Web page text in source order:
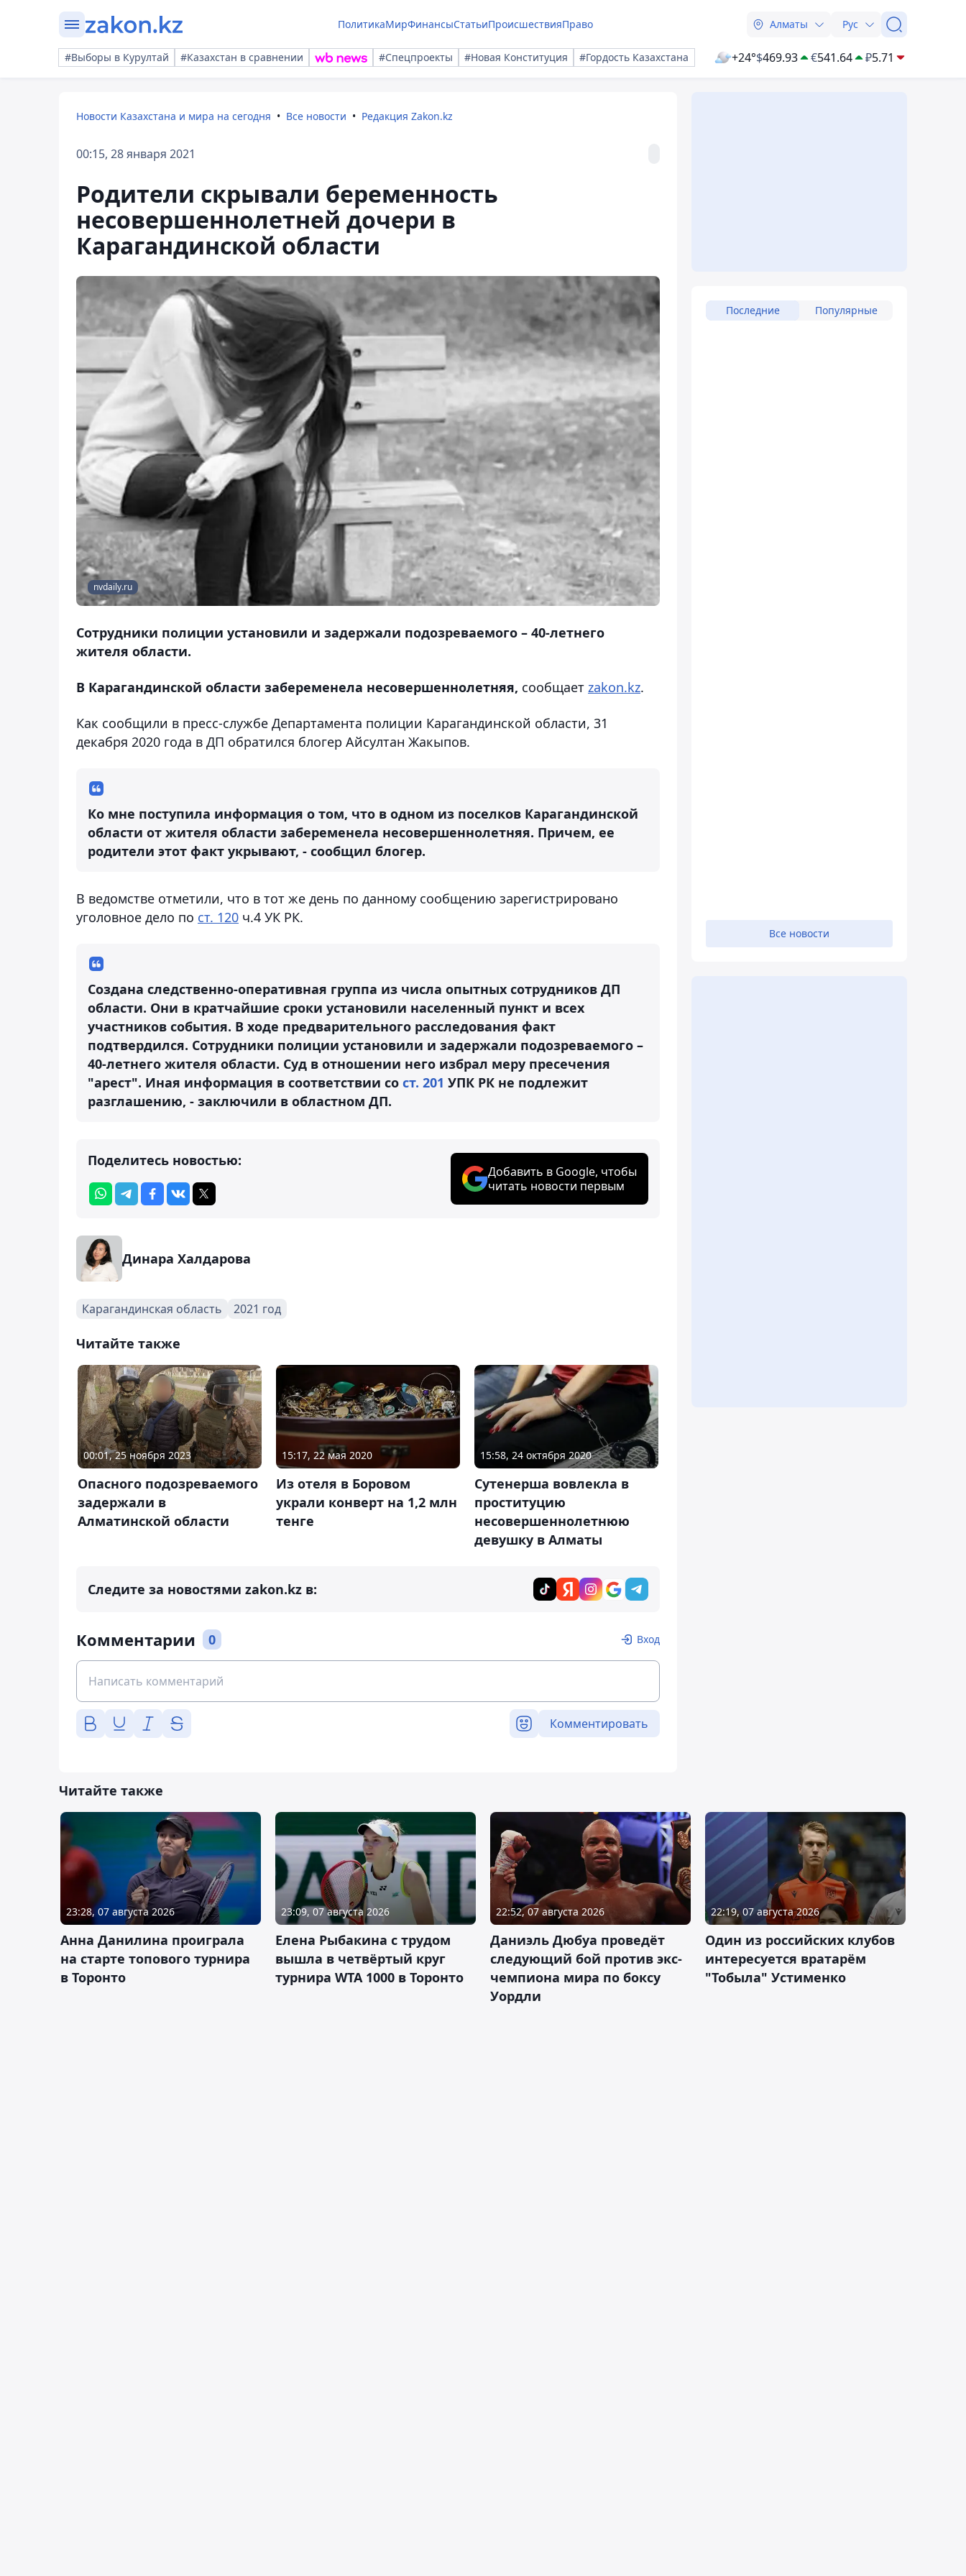
ПолитикаМирФинансыСтатьиПроисшествияПраво Алматы Рус
#Выборы в Курултай #Казахстан в сравнении #Спецпроекты #Новая Конституция #Гордость Казахстана +24°$469.93 €541.64 ₽5.71
Новости Казахстана и мира на сегодня Все новости Редакция Zakon.kz
00:15, 28 января 2021
Родители скрывали беременность
несовершеннолетней дочери в
Карагандинской области
nvdaily.ru
Сотрудники полиции установили и задержали подозреваемого – 40-летнего
жителя области.
В Карагандинской области забеременела несовершеннолетняя, сообщает zakon.kz.
Как сообщили в пресс-службе Департамента полиции Карагандинской области, 31
декабря 2020 года в ДП обратился блогер Айсултан Жакыпов.
Ко мне поступила информация о том, что в одном из поселков Карагандинской
области от жителя области забеременела несовершеннолетняя. Причем, ее
родители этот факт укрывают, - сообщил блогер.
В ведомстве отметили, что в тот же день по данному сообщению зарегистрировано
уголовное дело по ст. 120 ч.4 УК РК.
Создана следственно-оперативная группа из числа опытных сотрудников ДП
области. Они в кратчайшие сроки установили населенный пункт и всех
участников события. В ходе предварительного расследования факт
подтвердился. Сотрудники полиции установили и задержали подозреваемого –
40-летнего жителя области. Суд в отношении него избрал меру пресечения
"арест". Иная информация в соответствии со ст. 201 УПК РК не подлежит
разглашению, - заключили в областном ДП.
Поделитесь новостью:
Добавить в Google, чтобы
читать новости первым
Динара Халдарова
Карагандинская область 2021 год
Читайте также
00:01, 25 ноября 2023
Опасного подозреваемого
задержали в
Алматинской области
15:17, 22 мая 2020
Из отеля в Боровом
украли конверт на 1,2 млн
тенге
15:58, 24 октября 2020
Сутенерша вовлекла в
проституцию
несовершеннолетнюю
девушку в Алматы
Следите за новостями zakon.kz в:
Комментарии 0 Вход
Комментировать
Последние Популярные
Все новости
Читайте также
23:28, 07 августа 2026
Анна Данилина проиграла
на старте топового турнира
в Торонто
23:09, 07 августа 2026
Елена Рыбакина с трудом
вышла в четвёртый круг
турнира WTA 1000 в Торонто
22:52, 07 августа 2026
Даниэль Дюбуа проведёт
следующий бой против экс-
чемпиона мира по боксу
Уордли
22:19, 07 августа 2026
Один из российских клубов
интересуется вратарём
"Тобыла" Устименко